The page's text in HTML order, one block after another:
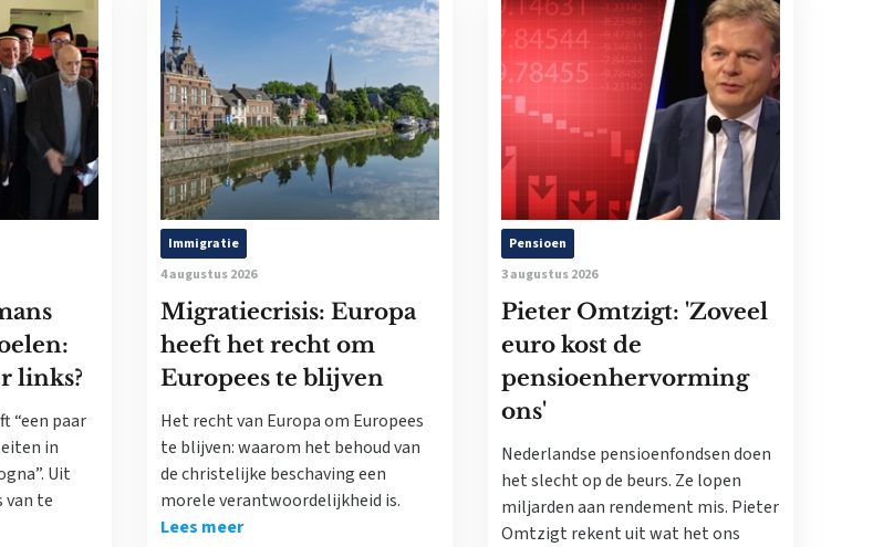
links?
“een paar
in
Uit
van te
Immigratie
4 augustus 2026
Migratiecrisis: Europa
heeft het recht om
Europees te blijven
Het recht van Europa om Europees
te blijven: waarom het behoud van
de christelijke beschaving een
morele verantwoordelijkheid is.
Lees meer
Pensioen
3 augustus 2026
Pieter Omtzigt: 'Zoveel
euro kost de
pensioenhervorming
ons'
Nederlandse pensioenfondsen doen
het slecht op de beurs. Ze lopen
miljarden aan rendement mis. Pieter
Omtzigt rekent uit wat het ons